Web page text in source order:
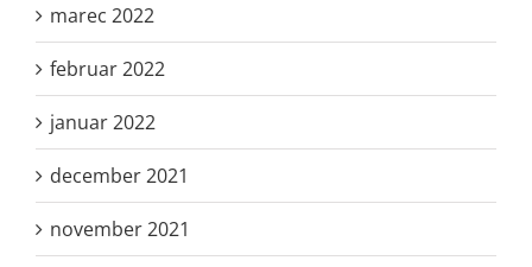
marec 2022
februar 2022
januar 2022
december 2021
november 2021